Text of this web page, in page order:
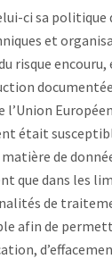
ci sa
et
risque
était
de
que dans les
de
afin de